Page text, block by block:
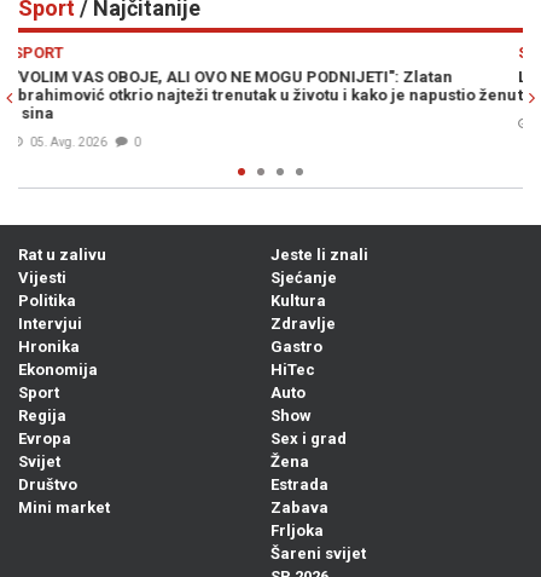
Sport/ Najčitanije
ženu
SPORT
LIVNJAK PRELOMIO: Otkriveno gdje Zlato Dalić nastavlja
trenersku karijeru...
Rat u zalivu
Vijesti
Politika
Intervjui
Hronika
Ekonomija
Sport
Regija
Evropa
Svijet
Društvo
Mini market
Jeste li znali
Sjećanje
Kultura
Zdravlje
Gastro
HiTec
Auto
Show
Sex i grad
Žena
Estrada
Zabava
Frljoka
Šareni svijet